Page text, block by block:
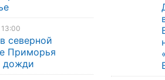
северной
Приморья
дожди